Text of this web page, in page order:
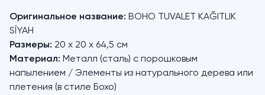
Оригинальное название: BOHO TUVALET KAĞITLIK
SİYAH
Размеры: 20 x 20 x 64,5 см
Материал: Металл (сталь) с порошковым
напылением / Элементы из натурального дерева или
плетения (в стиле Бохо)